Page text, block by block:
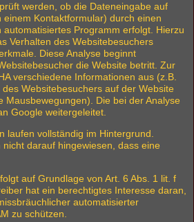
werden, ob die Dateneingabe auf
einem Kontaktformular) durch einen
Programm erfolgt. Hierzu
Verhalten des Websitebesuchers
Diese Analyse beginnt
die Website betritt. Zur
verschiedene Informationen aus (z.B.
Websitebesuchers auf der Website
Mausbewegungen). Die bei der Analyse
Google weitergeleitet.
laufen vollständig im Hintergrund.
darauf hingewiesen, dass eine
auf Grundlage von Art. 6 Abs. 1 lit. f
hat ein berechtigtes Interesse daran,
automatisierter
zu schützen.